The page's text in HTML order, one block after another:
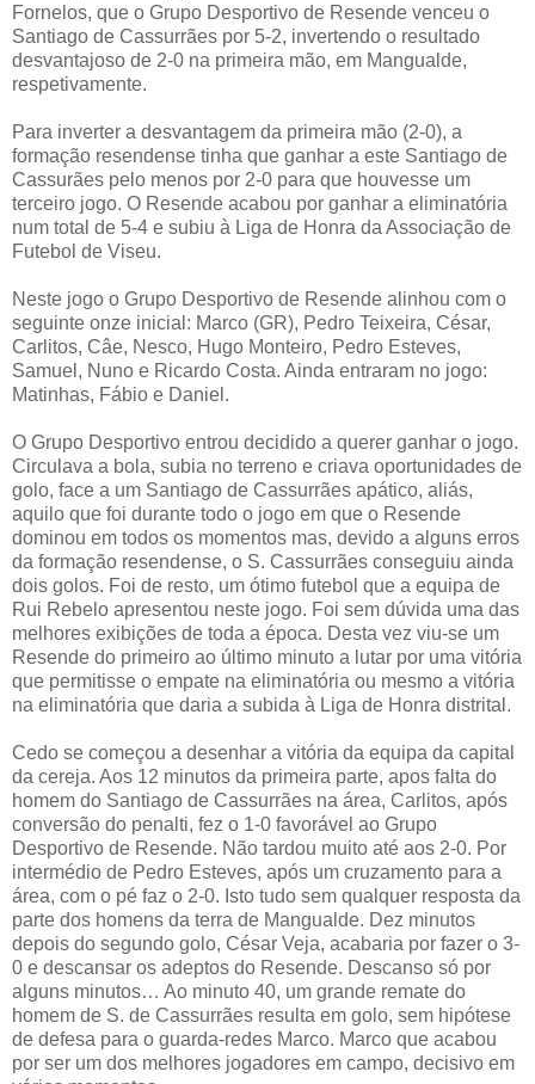
Fornelos, que o Grupo Desportivo de Resende venceu o
Santiago de Cassurrães por 5-2, invertendo o resultado
desvantajoso de 2-0 na primeira mão, em Mangualde,
respetivamente.
Para inverter a desvantagem da primeira mão (2-0), a
formação resendense tinha que ganhar a este Santiago de
Cassurães pelo menos por 2-0 para que houvesse um
terceiro jogo. O Resende acabou por ganhar a eliminatória
num total de 5-4 e subiu à Liga de Honra da Associação de
Futebol de Viseu.
Neste jogo o Grupo Desportivo de Resende alinhou com o
seguinte onze inicial: Marco (GR), Pedro Teixeira, César,
Carlitos, Câe, Nesco, Hugo Monteiro, Pedro Esteves,
Samuel, Nuno e Ricardo Costa. Ainda entraram no jogo:
Matinhas, Fábio e Daniel.
O Grupo Desportivo entrou decidido a querer ganhar o jogo.
Circulava a bola, subia no terreno e criava oportunidades de
golo, face a um Santiago de Cassurrães apático, aliás,
aquilo que foi durante todo o jogo em que o Resende
dominou em todos os momentos mas, devido a alguns erros
da formação resendense, o S. Cassurrães conseguiu ainda
dois golos. Foi de resto, um ótimo futebol que a equipa de
Rui Rebelo apresentou neste jogo. Foi sem dúvida uma das
melhores exibições de toda a época. Desta vez viu-se um
Resende do primeiro ao último minuto a lutar por uma vitória
que permitisse o empate na eliminatória ou mesmo a vitória
na eliminatória que daria a subida à Liga de Honra distrital.
Cedo se começou a desenhar a vitória da equipa da capital
da cereja. Aos 12 minutos da primeira parte, apos falta do
homem do Santiago de Cassurrães na área, Carlitos, após
conversão do penalti, fez o 1-0 favorável ao Grupo
Desportivo de Resende. Não tardou muito até aos 2-0. Por
intermédio de Pedro Esteves, após um cruzamento para a
área, com o pé faz o 2-0. Isto tudo sem qualquer resposta da
parte dos homens da terra de Mangualde. Dez minutos
depois do segundo golo, César Veja, acabaria por fazer o 3-
0 e descansar os adeptos do Resende. Descanso só por
alguns minutos… Ao minuto 40, um grande remate do
homem de S. de Cassurrães resulta em golo, sem hipótese
de defesa para o guarda-redes Marco. Marco que acabou
por ser um dos melhores jogadores em campo, decisivo em